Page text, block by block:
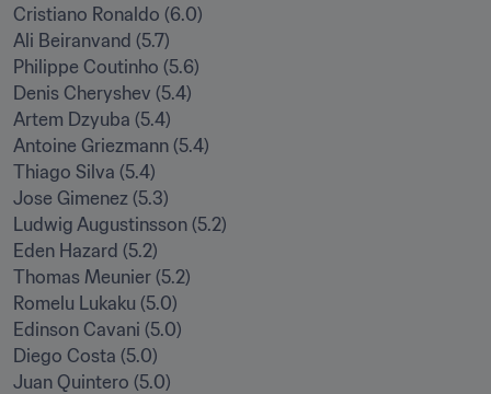
Cristiano Ronaldo (6.0)
Ali Beiranvand (5.7)
Philippe Coutinho (5.6)
Denis Cheryshev (5.4)
Artem Dzyuba (5.4)
Antoine Griezmann (5.4)
Thiago Silva (5.4)
Jose Gimenez (5.3)
Ludwig Augustinsson (5.2)
Eden Hazard (5.2)
Thomas Meunier (5.2)
Romelu Lukaku (5.0)
Edinson Cavani (5.0)
Diego Costa (5.0)
Juan Quintero (5.0)